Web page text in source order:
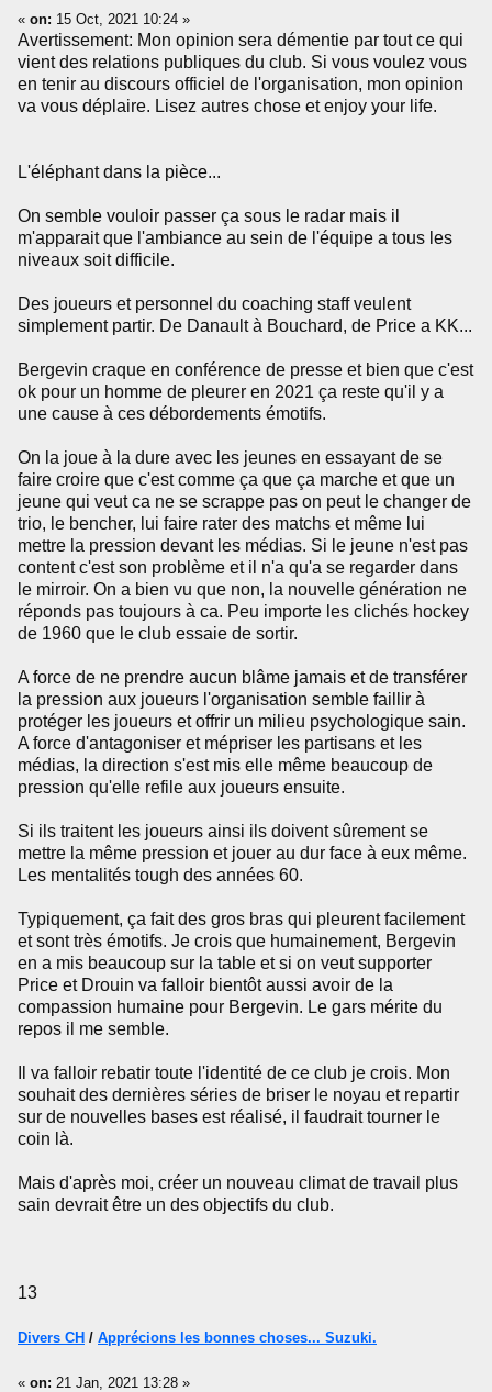
« on: 15 Oct, 2021 10:24 »
Avertissement: Mon opinion sera démentie par tout ce qui
vient des relations publiques du club. Si vous voulez vous
en tenir au discours officiel de l'organisation, mon opinion
va vous déplaire. Lisez autres chose et enjoy your life.
L'éléphant dans la pièce...
On semble vouloir passer ça sous le radar mais il
m'apparait que l'ambiance au sein de l'équipe a tous les
niveaux soit difficile.
Des joueurs et personnel du coaching staff veulent
simplement partir. De Danault à Bouchard, de Price a KK...
Bergevin craque en conférence de presse et bien que c'est
ok pour un homme de pleurer en 2021 ça reste qu'il y a
une cause à ces débordements émotifs.
On la joue à la dure avec les jeunes en essayant de se
faire croire que c'est comme ça que ça marche et que un
jeune qui veut ca ne se scrappe pas on peut le changer de
trio, le bencher, lui faire rater des matchs et même lui
mettre la pression devant les médias. Si le jeune n'est pas
content c'est son problème et il n'a qu'a se regarder dans
le mirroir. On a bien vu que non, la nouvelle génération ne
réponds pas toujours à ca. Peu importe les clichés hockey
de 1960 que le club essaie de sortir.
A force de ne prendre aucun blâme jamais et de transférer
la pression aux joueurs l'organisation semble faillir à
protéger les joueurs et offrir un milieu psychologique sain.
A force d'antagoniser et mépriser les partisans et les
médias, la direction s'est mis elle même beaucoup de
pression qu'elle refile aux joueurs ensuite.
Si ils traitent les joueurs ainsi ils doivent sûrement se
mettre la même pression et jouer au dur face à eux même.
Les mentalités tough des années 60.
Typiquement, ça fait des gros bras qui pleurent facilement
et sont très émotifs. Je crois que humainement, Bergevin
en a mis beaucoup sur la table et si on veut supporter
Price et Drouin va falloir bientôt aussi avoir de la
compassion humaine pour Bergevin. Le gars mérite du
repos il me semble.
Il va falloir rebatir toute l'identité de ce club je crois. Mon
souhait des dernières séries de briser le noyau et repartir
sur de nouvelles bases est réalisé, il faudrait tourner le
coin là.
Mais d'après moi, créer un nouveau climat de travail plus
sain devrait être un des objectifs du club.
13
Divers CH / Apprécions les bonnes choses... Suzuki.
« on: 21 Jan, 2021 13:28 »